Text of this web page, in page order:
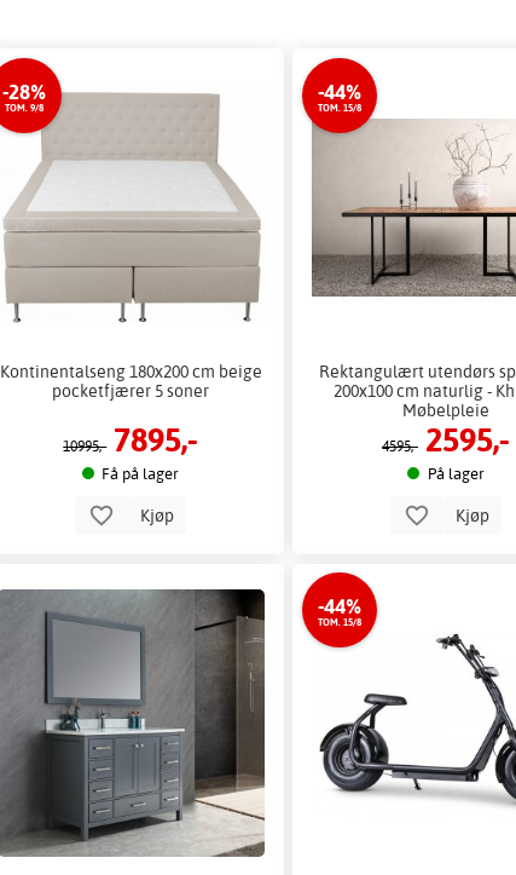
-28%
TOM. 9/8
Kontinentalseng 180x200 cm beige
pocketfjærer 5 soner
10995,- 7895,-
Få på lager
Kjøp
-44%
TOM. 15/8
Rektangulært utendørs
200x100 cm naturlig -
Møbelpleie
4595,- 2595,-
På lager
Kjøp
-44%
TOM. 15/8